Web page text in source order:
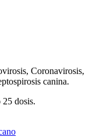
Coronavirosis,
canina.
dosis.